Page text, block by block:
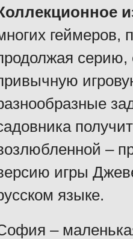
геймеров,
серию,
–
игры
языке.
–